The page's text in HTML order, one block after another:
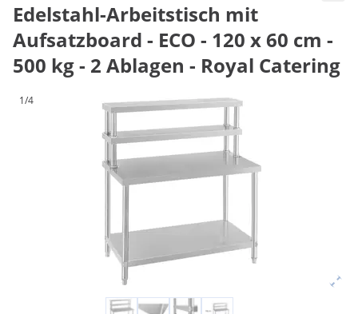
Edelstahl-Arbeitstisch mit
Aufsatzboard - ECO - 120 x 60 cm -
500 kg - 2 Ablagen - Royal Catering
1/4